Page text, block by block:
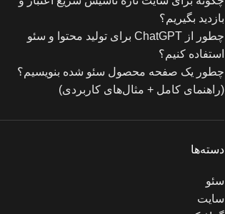
بازدید بگیریم؟
چطور از ChatGPT برای تولید محتوا و سئو
استفاده کنیم؟
چطور یک صفحه محصول سئو شده بنویسیم؟
(راهنمای کامل + مثال‌های کاربردی)
دسته‌ها
سئو
سایت